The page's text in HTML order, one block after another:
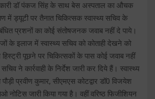
डॉ पंकज सिंह के साथ बेस अस्पताल का औचक
में ड्यूटी पर तैनात चिकित्सक स्वास्थ्य सचिव के
प्रशनों का कोई संतोषजनक जवाब नहीं दे पाये।
के इलाज में स्वास्थ्य सचिव को कोताही देखने को
पूछने पर चिकित्सकों के पास कोई जवाब नहीं
ने कार्रवाही के निर्देश जारी कर दिये हैं। स्वास्थ्य
प्रवीण कुमार, सीएमएस कोटद्वार डॉ0 विजयेश
नोटिस जारी किया गया है। वहीं वरिष्ठ फिजीशियन